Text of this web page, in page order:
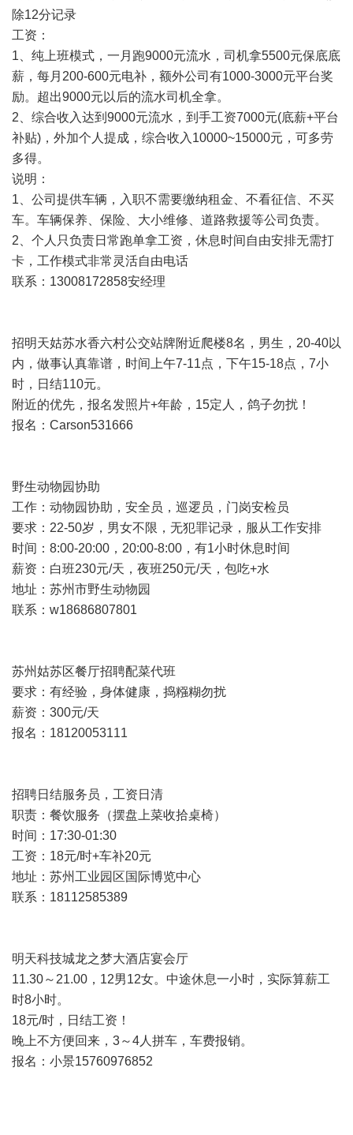
除12分记录
工资：
1、纯上班模式，一月跑9000元流水，司机拿5500元保底底
薪，每月200-600元电补，额外公司有1000-3000元平台奖
励。超出9000元以后的流水司机全拿。
2、综合收入达到9000元流水，到手工资7000元(底薪+平台
补贴)，外加个人提成，综合收入10000~15000元，可多劳
多得。
说明：
1、公司提供车辆，入职不需要缴纳租金、不看征信、不买
车。车辆保养、保险、大小维修、道路救援等公司负责。
2、个人只负责日常跑单拿工资，休息时间自由安排无需打
卡，工作模式非常灵活自由电话
联系：13008172858安经理
招明天姑苏水香六村公交站牌附近爬楼8名，男生，20-40以
内，做事认真靠谱，时间上午7-11点，下午15-18点，7小
时，日结110元。
附近的优先，报名发照片+年龄，15定人，鸽子勿扰！
报名：Carson531666
野生动物园协助
工作：动物园协助，安全员，巡逻员，门岗安检员
要求：22-50岁，男女不限，无犯罪记录，服从工作安排
时间：8:00-20:00，20:00-8:00，有1小时休息时间
薪资：白班230元/天，夜班250元/天，包吃+水
地址：苏州市野生动物园
联系：w18686807801
苏州姑苏区餐厅招聘配菜代班
要求：有经验，身体健康，捣糨糊勿扰
薪资：300元/天
报名：18120053111
招聘日结服务员，工资日清
职责：餐饮服务（摆盘上菜收拾桌椅）
时间：17:30-01:30
工资：18元/时+车补20元
地址：苏州工业园区国际博览中心
联系：18112585389
明天科技城龙之梦大酒店宴会厅
11.30～21.00，12男12女。中途休息一小时，实际算薪工
时8小时。
18元/时，日结工资！
晚上不方便回来，3～4人拼车，车费报销。
报名：小景15760976852